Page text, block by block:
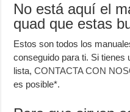
No está aquí el
quad que estas
Estos son todos los
conseguido para ti. Si tienes
lista,CONTACTA CON
es posible*.